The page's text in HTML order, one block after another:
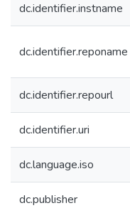
dc.identifier.instname
dc.identifier.reponame
dc.identifier.repourl
dc.identifier.uri
dc.language.iso
dc.publisher